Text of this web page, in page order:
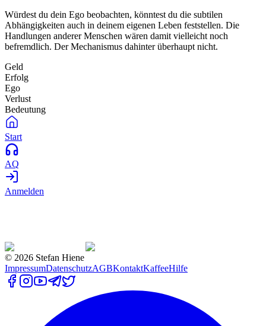
Würdest du dein Ego beobachten, könntest du die subtilen
Abhängigkeiten auch in deinem eigenen Leben feststellen. Die
Handlungen anderer Menschen wären damit vielleicht noch
befremdlich. Der Mechanismus dahinter überhaupt nicht.
Geld
Erfolg
Ego
Verlust
Bedeutung
Start
AQ
Anmelden
© 2026 Stefan Hiene
ImpressumDatenschutzAGBKontaktKaffeeHilfe